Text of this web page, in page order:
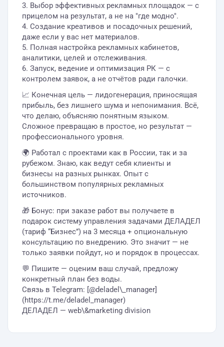
3. Выбор эффективных рекламных площадок — с
прицелом на результат, а не на "где модно".
4. Создание креативов и посадочных решений,
даже если у вас нет материалов.
5. Полная настройка рекламных кабинетов,
аналитики, целей и отслеживания.
6. Запуск, ведение и оптимизация РК — с
контролем заявок, а не отчётов ради галочки.
📈 Конечная цель — лидогенерация, приносящая
прибыль, без лишнего шума и непонимания. Всё,
что делаю, объясняю понятным языком.
Сложное превращаю в простое, но результат —
профессионального уровня.
🌍 Работал с проектами как в России, так и за
рубежом. Знаю, как ведут себя клиенты и
бизнесы на разных рынках. Опыт с
большинством популярных рекламных
источников.
🎁 Бонус: при заказе работ вы получаете в
подарок систему управления задачами ДЕЛАДЕЛ
(тариф “Бизнес”) на 3 месяца + опциональную
консультацию по внедрению. Это значит — не
только заявки пойдут, но и порядок в процессах.
💬 Пишите — оценим ваш случай, предложу
конкретный план без воды.
Связь в Telegram: [@deladel\_manager]
(https://t.me/deladel_manager)
ДЕЛАДЕЛ — web\&marketing division